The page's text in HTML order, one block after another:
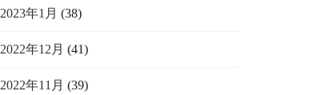
2023年1月 (38)
2022年12月 (41)
2022年11月 (39)